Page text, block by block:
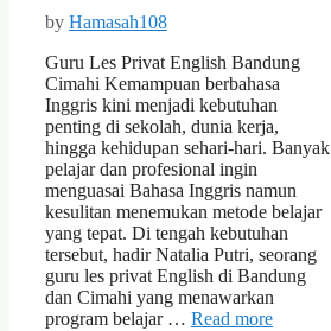
by Hamasah108
Guru Les Privat English Bandung
Cimahi Kemampuan berbahasa
Inggris kini menjadi kebutuhan
penting di sekolah, dunia kerja,
hingga kehidupan sehari-hari. Banyak
pelajar dan profesional ingin
menguasai Bahasa Inggris namun
kesulitan menemukan metode belajar
yang tepat. Di tengah kebutuhan
tersebut, hadir Natalia Putri, seorang
guru les privat English di Bandung
dan Cimahi yang menawarkan
program belajar … Read more